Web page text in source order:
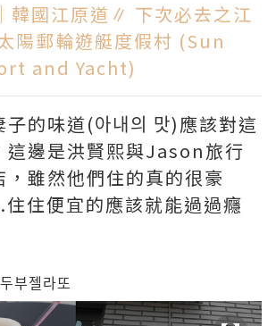
｜韓國江原道∥ 下次必去之江
陽郵輪遊艇度假村 (Sun
and Yacht)
的味道(아내의 맛)應該對這
這邊是洪賢熙與Jason旅行
，雖然他們住的真的很豪
住便宜的應該就能過過癮
부젤라또